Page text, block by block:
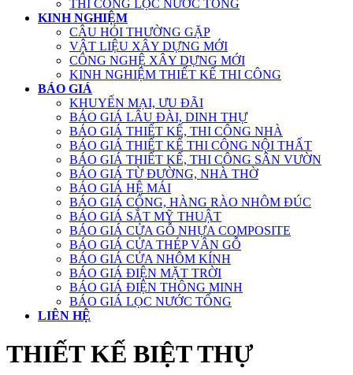
THI CÔNG LỌC NƯỚC TỔNG
KINH NGHIỆM
CÂU HỎI THƯỜNG GẶP
VẬT LIỆU XÂY DỰNG MỚI
CÔNG NGHỆ XÂY DỰNG MỚI
KINH NGHIỆM THIẾT KẾ THI CÔNG
BÁO GIÁ
KHUYẾN MẠI, ƯU ĐÃI
BÁO GIÁ LÂU ĐÀI, DINH THỰ
BÁO GIÁ THIẾT KẾ, THI CÔNG NHÀ
BÁO GIÁ THIẾT KẾ THI CÔNG NỘI THẤT
BÁO GIÁ THIẾT KẾ, THI CÔNG SÂN VƯỜN
BÁO GIÁ TỪ ĐƯỜNG, NHÀ THỜ
BÁO GIÁ HỆ MÁI
BÁO GIÁ CỔNG, HÀNG RÀO NHÔM ĐÚC
BÁO GIÁ SẮT MỸ THUẬT
BÁO GIÁ CỬA GỖ NHỰA COMPOSITE
BÁO GIÁ CỬA THÉP VÂN GỖ
BÁO GIÁ CỬA NHÔM KÍNH
BÁO GIÁ ĐIỆN MẶT TRỜI
BÁO GIÁ ĐIỆN THÔNG MINH
BÁO GIÁ LỌC NƯỚC TỔNG
LIÊN HỆ
THIẾT KẾ BIỆT THỰ